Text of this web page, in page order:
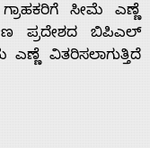
ಸೀಮೆ ಎಣ್ಣೆ
ಪ್ರದೇಶದ ಬಿಪಿಎಲ್
ಎಣ್ಣೆ ವಿತರಿಸಲಾಗುತ್ತಿದೆ